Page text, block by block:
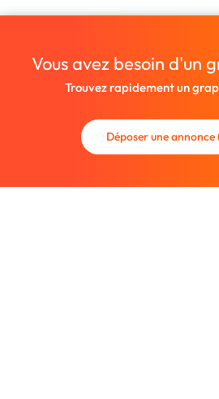
Vous avez besoin d'un
Trouvez rapidement un
Déposer une